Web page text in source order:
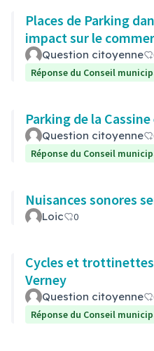
Places de Parking
impact sur le
Question citoyenne
Réponse du Conseil
Parking de la
Question citoyenne
Réponse du Conseil
Nuisances sonores
Loic 0
Cycles et
Verney
Question citoyenne
Réponse du Conseil